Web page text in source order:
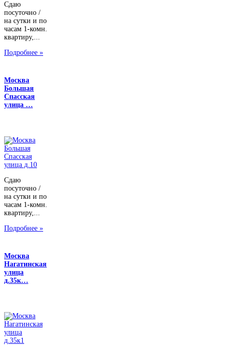
Сдаю
посуточно /
на сутки и по
часам 1-комн.
квартиру,...
Подробнее »
Москва
Большая
Спасская
улица …
Сдаю
посуточно /
на сутки и по
часам 1-комн.
квартиру,...
Подробнее »
Москва
Нагатинская
улица
д.35к…